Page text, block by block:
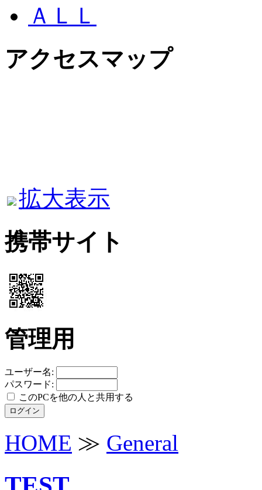
ＡＬＬ
アクセスマップ
拡大表示
携帯サイト
管理用
ユーザー名:
パスワード:
このPCを他の人と共用する
HOME ≫ General